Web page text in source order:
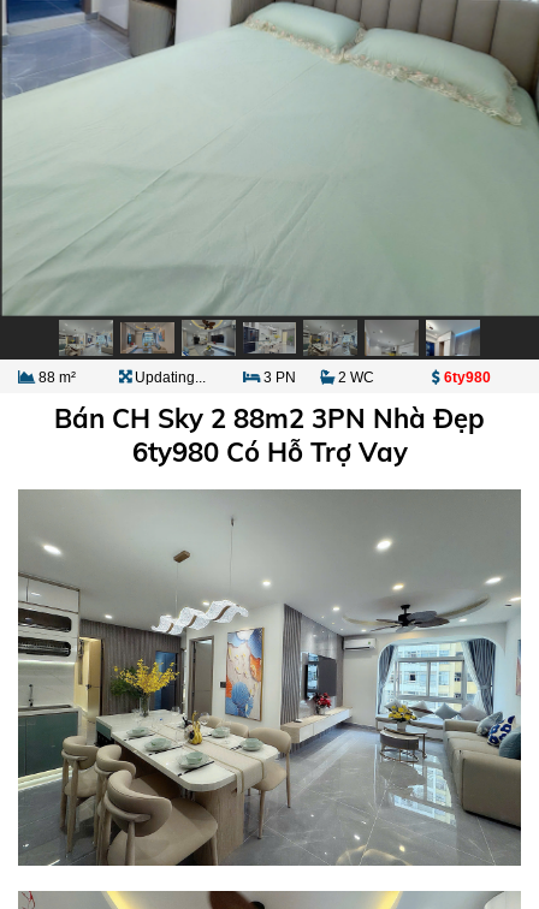
88 m² Updating... 3 PN 2 WC 6ty980
Bán CH Sky 2 88m2 3PN Nhà Đẹp
6ty980 Có Hỗ Trợ Vay